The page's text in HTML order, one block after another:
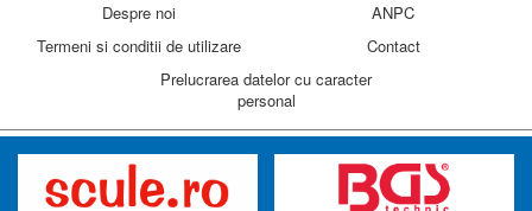
Despre noi
ANPC
Termeni si conditii de utilizare
Contact
Prelucrarea datelor cu caracter
personal